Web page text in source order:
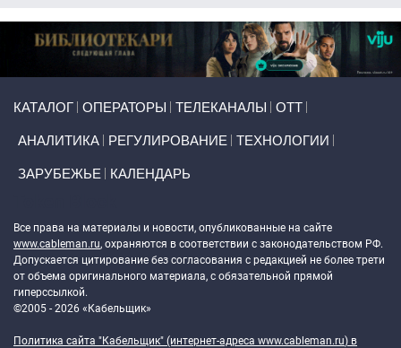
КАТАЛОГ ОПЕРАТОРЫ ТЕЛЕКАНАЛЫ ОТТ
АНАЛИТИКА РЕГУЛИРОВАНИЕ ТЕХНОЛОГИИ
ЗАРУБЕЖЬЕ КАЛЕНДАРЬ
Все права на материалы и новости, опубликованные на сайте
www.cableman.ru, охраняются в соответствии с законодательством РФ.
Допускается цитирование без согласования с редакцией не более трети
от объема оригинального материала, с обязательной прямой
гиперссылкой.
©2005 - 2026 «Кабельщик»
Политика сайта "Кабельщик" (интернет-адреса www.cableman.ru) в